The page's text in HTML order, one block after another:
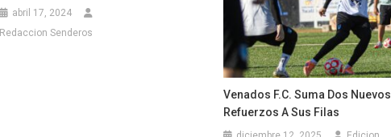
abril 17, 2024
Redaccion Senderos
Venados F.C. Suma Dos Nuevos
Refuerzos A Sus Filas